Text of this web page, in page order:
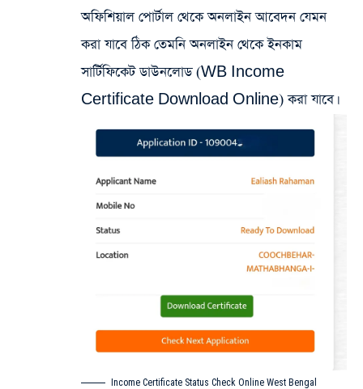
অফিশিয়াল পোর্টাল থেকে অনলাইন আবেদন যেমন
করা যাবে ঠিক তেমনি অনলাইন থেকে ইনকাম
সার্টিফিকেট ডাউনলোড (WB Income
Certificate Download Online) করা যাবে।
Income Certificate Status Check Online West Bengal